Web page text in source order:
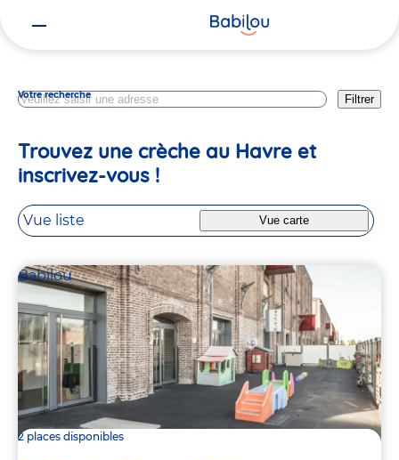
Votre recherche Filtrer
Trouvez une crèche au Havre et
inscrivez-vous !
Vue liste Vue carte
Babilou
2 places disponibles